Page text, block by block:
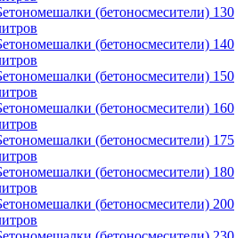
(бетоносмесители) 130
(бетоносмесители) 140
(бетоносмесители) 150
(бетоносмесители) 160
(бетоносмесители) 175
(бетоносмесители) 180
(бетоносмесители) 200